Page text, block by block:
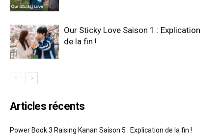
Our Sticky Love Saison 1 : Explication
de la fin !
Articles récents
Power Book 3 Raising Kanan Saison 5 : Explication de la fin !